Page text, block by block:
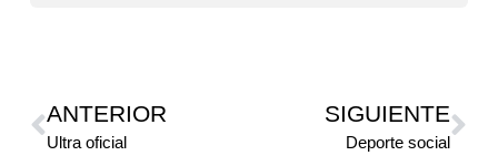
ANTERIOR
Ultra oficial
SIGUIENTE
Deporte social